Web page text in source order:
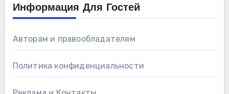
Информация Для Гостей
Авторам и правообладателям
Политика конфиденциальности